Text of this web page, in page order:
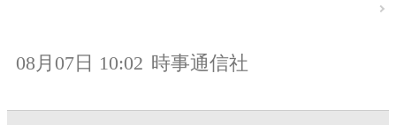
08月07日 10:02 時事通信社